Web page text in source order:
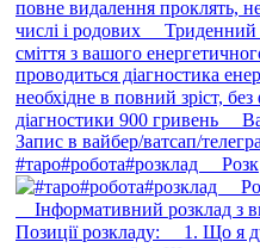
#таро#робота#розклад ⠀ Розк